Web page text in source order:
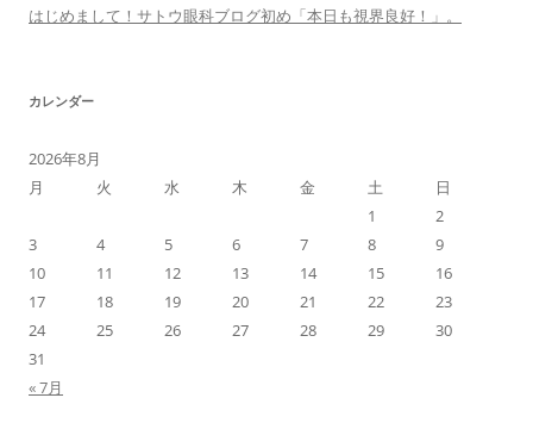
はじめまして！サトウ眼科ブログ初め「本日も視界良好！」。
カレンダー
2026年8月
月
火 水 木 金 土
日
1
2
3
4 5 6 7 8
9
10
11 12 13 14 15
16
17
18 19 20 21 22
23
24
25 26 27 28 29
30
31
« 7月